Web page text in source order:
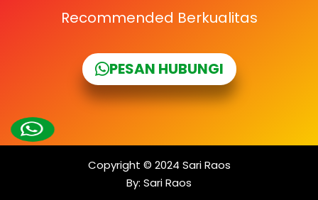
Recommended Berkualitas
PESAN HUBUNGI
Copyright © 2024 Sari Raos
By: Sari Raos